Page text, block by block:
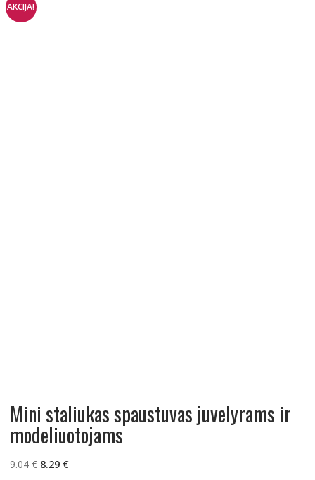
AKCIJA!
Mini staliukas spaustuvas juvelyrams ir
modeliuotojams
9.04€ Original
8.29 €Current